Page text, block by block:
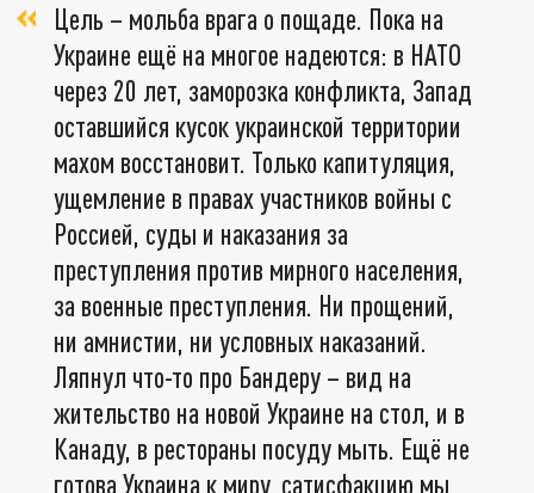
Цель – мольба врага о пощаде. Пока на
Украине ещё на многое надеются: в НАТО
через 20 лет, заморозка конфликта, Запад
оставшийся кусок украинской территории
махом восстановит. Только капитуляция,
ущемление в правах участников войны с
Россией, суды и наказания за
преступления против мирного населения,
за военные преступления. Ни прощений,
ни амнистии, ни условных наказаний.
Ляпнул что-то про Бандеру – вид на
жительство на новой Украине на стол, и в
Канаду, в рестораны посуду мыть. Ещё не
готова Украина к миру, сатисфакцию мы